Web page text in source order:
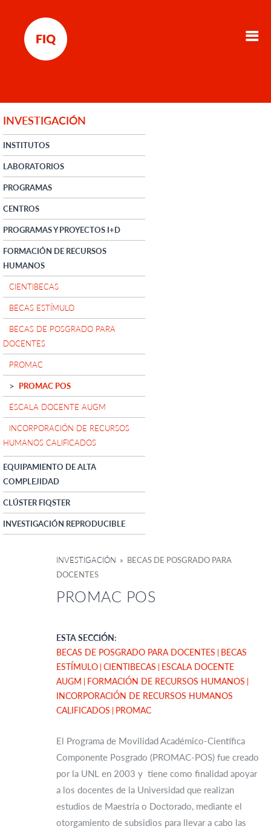
INVESTIGACIÓN
INSTITUTOS
LABORATORIOS
PROGRAMAS
CENTROS
PROGRAMAS Y PROYECTOS I+D
FORMACIÓN DE RECURSOS
HUMANOS
CIENTIBECAS
BECAS ESTÍMULO
BECAS DE POSGRADO PARA
DOCENTES
PROMAC
PROMAC POS
ESCALA DOCENTE AUGM
INCORPORACIÓN DE RECURSOS
HUMANOS CALIFICADOS
EQUIPAMIENTO DE ALTA
COMPLEJIDAD
CLÚSTER FIQSTER
INVESTIGACIÓN REPRODUCIBLE
INVESTIGACIÓN » BECAS DE POSGRADO PARA
DOCENTES
PROMAC POS
ESTA SECCIÓN:
BECAS DE POSGRADO PARA DOCENTES
BECAS
ESTÍMULO CIENTIBECAS
ESCALA DOCENTE
AUGM
FORMACIÓN DE RECURSOS HUMANOS
INCORPORACIÓN DE RECURSOS HUMANOS
CALIFICADOS
PROMAC
El Programa de Movilidad Académico-Científica
Componente Posgrado (PROMAC-POS) fue creado
por la UNL en 2003 y tiene como finalidad apoyar
a los docentes de la Universidad que realizan
estudios de Maestría o Doctorado, mediante el
otorgamiento de subsidios para llevar a cabo las